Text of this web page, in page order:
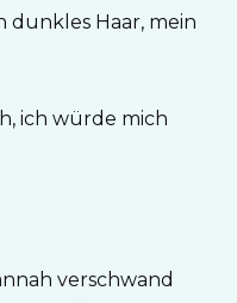
dunkles Haar, mein
ich würde mich
verschwand